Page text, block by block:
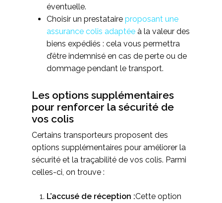
éventuelle.
Choisir un prestataire proposant une
assurance colis adaptée à la valeur des
biens expédiés : cela vous permettra
d’être indemnisé en cas de perte ou de
dommage pendant le transport.
Les options supplémentaires
pour renforcer la sécurité de
vos colis
Certains transporteurs proposent des
options supplémentaires pour améliorer la
sécurité et la traçabilité de vos colis. Parmi
celles-ci, on trouve :
L’accusé de réception :Cette option